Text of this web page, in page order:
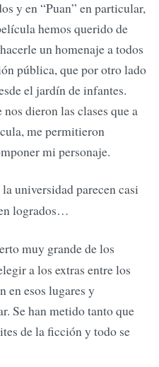
y en “Puan” en particular,
hemos querido de
un homenaje a todos
pública, que por otro lado
el jardín de infantes.
dieron las clases que a
me permitieron
mi personaje.
universidad parecen casi
logrados…
muy grande de los
a los extras entre los
en esos lugares y
Se han metido tanto que
de la ficción y todo se